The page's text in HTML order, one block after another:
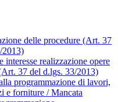
delle procedure (Art. 37
2013)
interesse realizzazione opere
37 del d.lgs. 33/2013)
programmazione di lavori,
e forniture / Mancata